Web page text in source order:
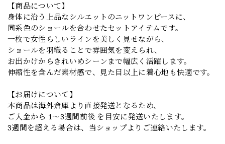
【商品について】
身体に沿う上品なシルエットのニットワンピースに、
同系色のショールを合わせたセットアイテムです。
一枚で女性らしいラインを美しく見せながら、
ショールを羽織ることで雰囲気を変えられ、
お出かけからきれいめシーンまで幅広く活躍します。
伸縮性を含んだ素材感で、見た目以上に着心地も快適です。
【お届けについて】
本商品は海外倉庫より直接発送となるため、
ご入金から 1〜3週間前後 を目安に発送いたします。
3週間を超える場合は、当ショップよりご連絡いたします。